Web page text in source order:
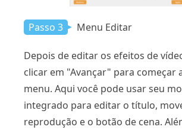
Passo 3 Menu Editar
Depois de editar os efeitos de
clicar em "Avançar" para começar
menu. Aqui você pode usar seu
integrado para editar o título,
reprodução e o botão de cena.